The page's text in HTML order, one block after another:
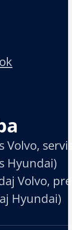
Volvo,
Hyundai)
Volvo,
Hyundai)